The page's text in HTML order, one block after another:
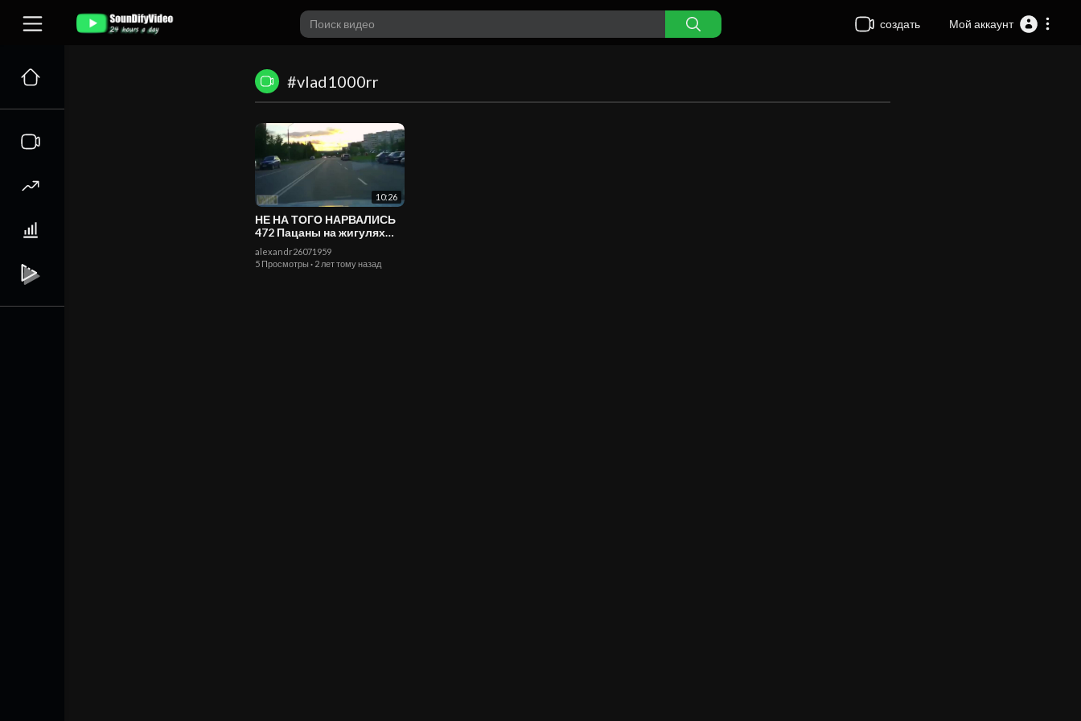
создать Мой аккаунт
#vlad1000rr
10:26
НЕ НА ТОГО НАРВАЛИСЬ
472 Пацаны на жигулях
погоня ДПС
alexandr26071959
5 Просмотры · 2 лет тому назад